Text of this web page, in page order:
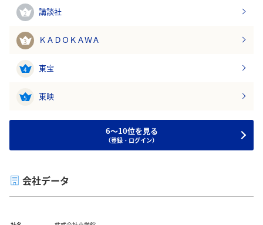
2 講談社
3 ＫＡＤＯＫＡＷＡ
4 東宝
5 東映
6～10位を見る
（登録・ログイン）
会社データ